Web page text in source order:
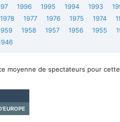
1996 1995 1994 1993
1978 1977 1976 1975 1974
1958 1957 1956 1955
moyenne de spectateurs pour